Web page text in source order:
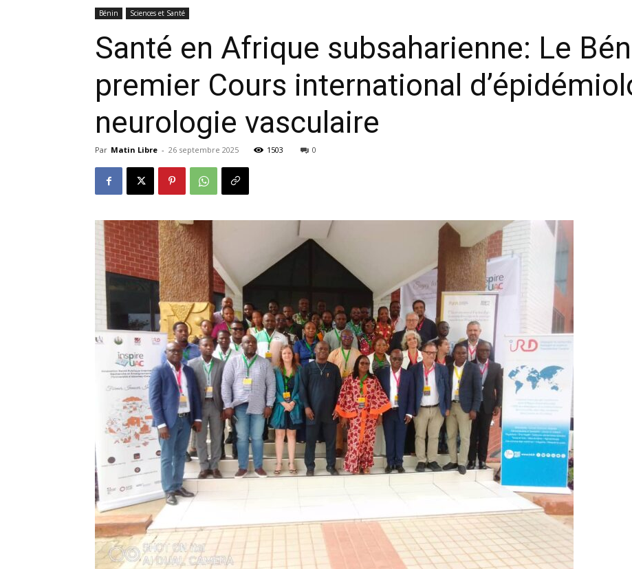
Bénin Sciences et Santé
Santé en Afrique subsaharienne: Le
premier Cours international
neurologie vasculaire
Par Matin Libre - 26 septembre 2025 1503 0